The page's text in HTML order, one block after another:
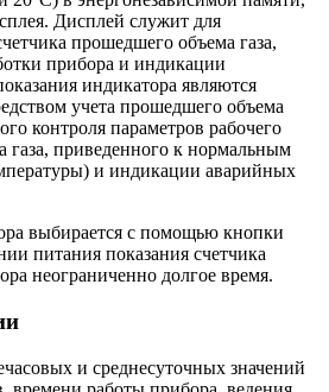
Дисплей служит для
прошедшего объема газа,
прибора и индикации
индикатора являются
учета прошедшего объема
контроля параметров рабочего
газа, приведенного к нормальным
и индикации аварийных
выбирается с помощью кнопки
питания показания счетчика
неограниченно долгое время.
и среднесуточных значений